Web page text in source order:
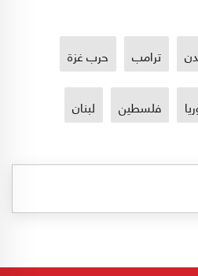
ترامب حرب غزة
فلسطين لبنان